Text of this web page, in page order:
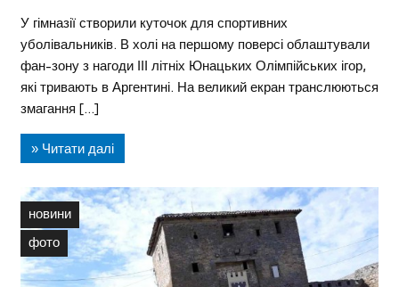
У гімназії створили куточок для спортивних
уболівальників. В холі на першому поверсі облаштували
фан-зону з нагоди ІІІ літніх Юнацьких Олімпійських ігор,
які тривають в Аргентині. На великий екран транслюються
змагання […]
» Читати далі
новини
фото